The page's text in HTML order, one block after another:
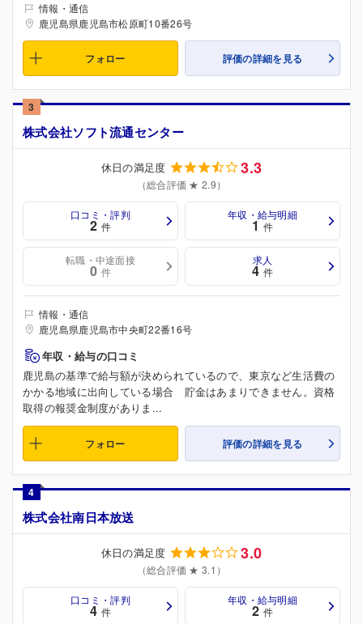
情報・通信
鹿児島県鹿児島市松原町10番26号
フォロー 評価の詳細を見る
3
株式会社ソフト流通センター
休日の満足度 3.3
（総合評価 ★ 2.9）
口コミ・評判
2 件
年収・給与明細
1 件
転職・中途面接
0 件
求人
4 件
情報・通信
鹿児島県鹿児島市中央町22番16号
年収・給与の口コミ
鹿児島の基準で給与額が決められているので、東京など生活費の
かかる地域に出向している場合 貯金はあまりできません。資格
取得の報奨金制度がありま...
フォロー 評価の詳細を見る
4
株式会社南日本放送
休日の満足度 3.0
（総合評価 ★ 3.1）
口コミ・評判
4 件
年収・給与明細
2 件